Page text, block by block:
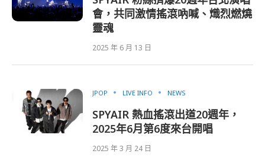
會，共同激情搖滾吶喊、熾烈燃燒
靈魂
2025 年 6 月 13 日
JPOP LIVE INFO NEWS
SPYAIR 熱血搖滾出道20週年，
2025年6月第6度來台開唱
2025 年 3 月 24 日